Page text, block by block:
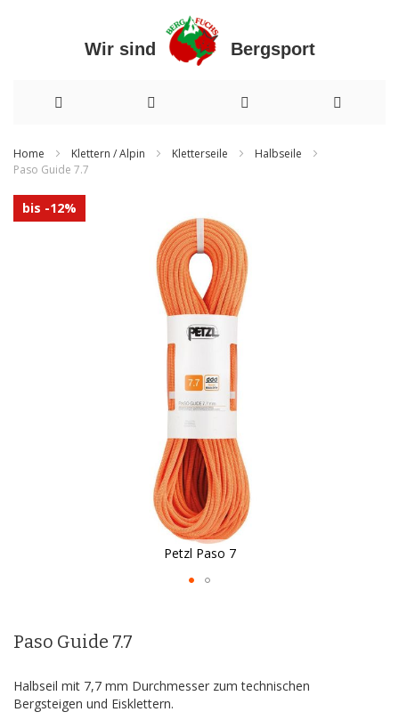
Wir sind Bergsport
zum
Inhalt
Home Klettern / Alpin Kletterseile
Halbseile
Paso Guide 7.7
Zum
Ende
Petzl Paso 7
der
bis -12%
Paso Guide 7.7
Halbseil mit 7,7 mm Durchmesser zum technischen
Bergsteigen und Eisklettern.